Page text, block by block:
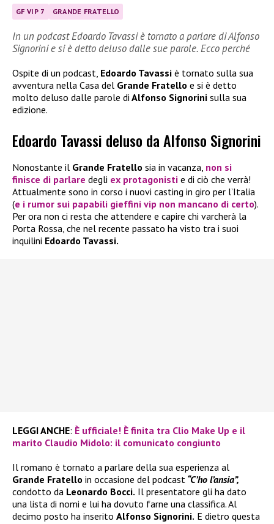
GF VIP 7 GRANDE FRATELLO
In un podcast Edoardo Tavassi è tornato a parlare di Alfonso
Signorini e si è detto deluso dalle sue parole. Ecco perché
Ospite di un podcast, Edoardo Tavassi è tornato sulla sua
avventura nella Casa del Grande Fratello e si è detto
molto deluso dalle parole di Alfonso Signorini sulla sua
edizione.
Edoardo Tavassi deluso da Alfonso Signorini
Nonostante il Grande Fratello sia in vacanza, non si
finisce di parlare degli ex protagonisti e di ciò che verrà!
Attualmente sono in corso i nuovi casting in giro per l’Italia
(e i rumor sui papabili gieffini vip non mancano di certo).
Per ora non ci resta che attendere e capire chi varcherà la
Porta Rossa, che nel recente passato ha visto tra i suoi
inquilini Edoardo Tavassi.
LEGGI ANCHE: È ufficiale! È finita tra Clio Make Up e il
marito Claudio Midolo: il comunicato congiunto
Il romano è tornato a parlare della sua esperienza al
Grande Fratello in occasione del podcast “C’ho l’ansia”,
condotto da Leonardo Bocci. Il presentatore gli ha dato
una lista di nomi e lui ha dovuto farne una classifica. Al
decimo posto ha inserito Alfonso Signorini. E dietro questa